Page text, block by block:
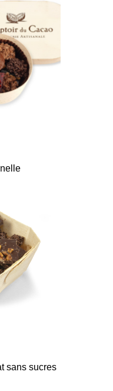
sans sucres